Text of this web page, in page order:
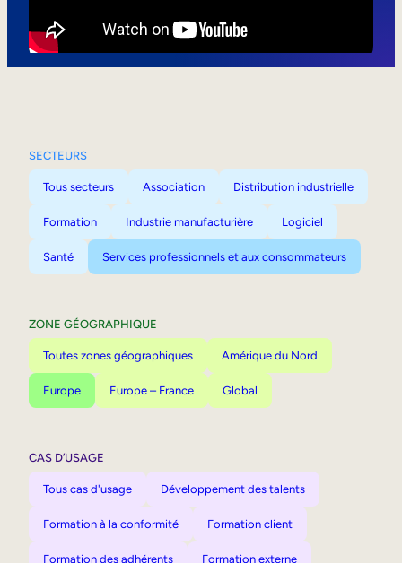
SECTEURS
Tous secteurs Association Distribution industrielle
Formation Industrie manufacturière Logiciel
Santé Services professionnels et aux consommateurs
ZONE GÉOGRAPHIQUE
Toutes zones géographiques Amérique du Nord
Europe Europe – France Global
CAS D’USAGE
Tous cas d'usage Développement des talents
Formation à la conformité Formation client
Formation des adhérents Formation externe